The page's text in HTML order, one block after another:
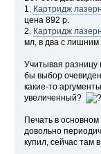
1. Картридж
цена 892 р.
2. Картридж
мл, в два с
Учитывая разницу
бы выбор
какие-то
увеличенный?
Печать в
довольно
купил, сейчас там